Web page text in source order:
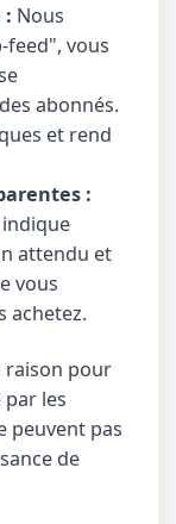
: Nous
vous
abonnés.
et rend
:
attendu et
vous
achetez.
raison pour
les
peuvent pas
de